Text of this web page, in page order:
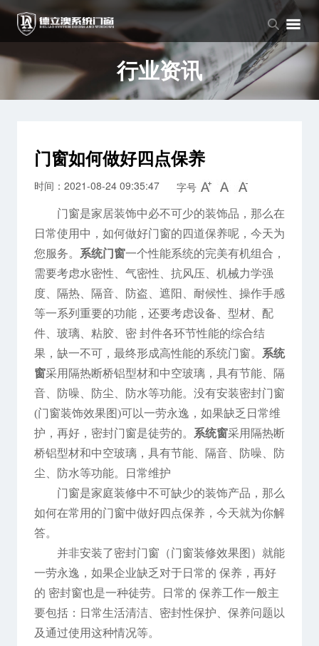
品牌中心
品牌介绍
企业文化
产品中心
窗系列
门系列
新闻中心
公司新闻
行业资讯
行业资讯
门窗如何做好四点保养
时间：2021-08-24 09:35:47 字号
门窗是家居装饰中必不可少的装饰品，那么在
日常使用中，如何做好门窗的四道保养呢，今天为
您服务。
系统门窗一个性能系统的完美有机组合，
需要考虑水密性、气密性、抗风压、机械力学强
度、隔热、隔音、防盗、遮阳、耐候性、操作手感
等一系列重要的功能，还要考虑设备、型材、配
件、玻璃、粘胶、密 封件各环节性能的综合结
果，缺一不可，最终形成高性能的系统门窗。
系统
窗采用隔热断桥铝型材和中空玻璃，具有节能、隔
音、防噪、防尘、防水等功能。没有安装密封门窗
(门窗装饰效果图)可以一劳永逸，如果缺乏日常维
护，再好，密封门窗是徒劳的。
系统窗采用隔热断
桥铝型材和中空玻璃，具有节能、隔音、防噪、防
尘、防水等功能。日常维护
门窗是家庭装修中不可缺少的装饰产品，那么
如何在常用的门窗中做好四点保养，今天就为你解
答。
并非安装了密封门窗（门窗装修效果图）就能
一劳永逸，如果企业缺乏对于日常的 保养，再好
的 密封窗也是一种徒劳。日常的 保养工作一般主
要包括：日常生活清洁、密封性保护、保养问题以
及通过使用这种情况等。